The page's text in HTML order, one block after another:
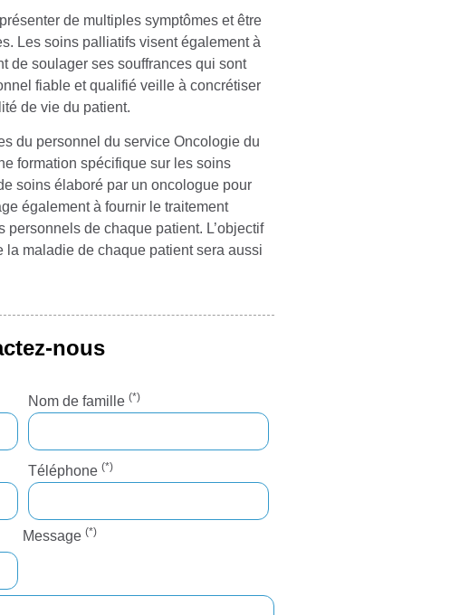
de multiples symptômes et être
Les soins palliatifs visent également à
de soulager ses souffrances qui sont
fiable et qualifié veille à concrétiser
de vie du patient.
du personnel du service Oncologie du
formation spécifique sur les soins
soins élaboré par un oncologue pour
également à fournir le traitement
de chaque patient. L’objectif
la maladie de chaque patient sera aussi
nous
Nom de famille(*)
Téléphone(*)
Message(*)